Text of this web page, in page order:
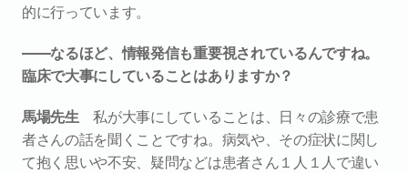
的に行っています。
――なるほど、情報発信も重要視されているんですね。
臨床で大事にしていることはありますか？
馬場先生 私が大事にしていることは、日々の診療で患
者さんの話を聞くことですね。病気や、その症状に関し
て抱く思いや不安、疑問などは患者さん１人１人で違い